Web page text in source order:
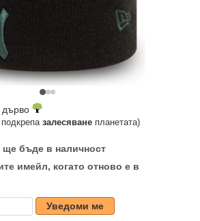
дърво
залесяване планетата)
ще бъде в наличност
имейл, когато отново е в
Уведоми ме